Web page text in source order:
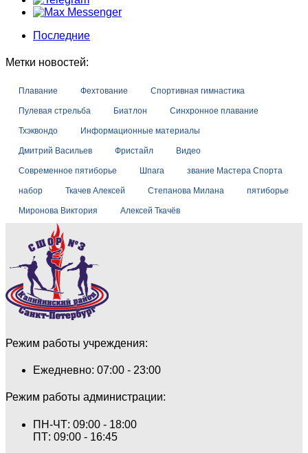
Последние
Метки новостей:
Плавание Фехтование Спортивная гимнастика
Пулевая стрельба Биатлон Синхронное плавание
Тхэквондо Информационные материалы
Дмитрий Васильев Фристайл Видео
Современное пятиборье Шпага звание Мастера Спорта
набор Ткачев Алексей Степанова Милана пятиборье
Миронова Виктория Алексей Ткачёв
Режим работы учреждения:
Ежедневно: 07:00 - 23:00
Режим работы администрации:
ПН-ЧТ: 09:00 - 18:00
ПТ: 09:00 - 16:45